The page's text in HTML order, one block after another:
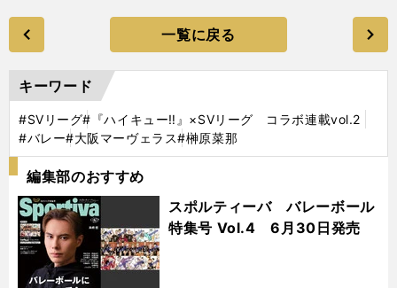
一覧に戻る
キーワード
#SVリーグ#『ハイキュー‼』×SVリーグ コラボ連載vol.2
#バレー#大阪マーヴェラス#榊原菜那
編集部のおすすめ
スポルティーバ バレーボール
特集号 Vol.4 6月30日発売